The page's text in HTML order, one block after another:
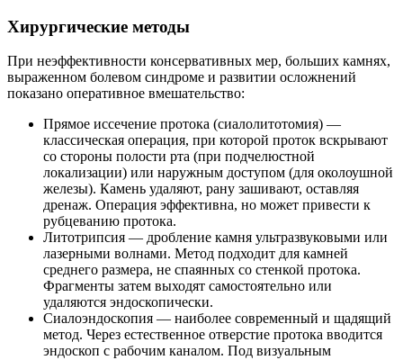
Хирургические методы
При неэффективности консервативных мер, больших камнях,
выраженном болевом синдроме и развитии осложнений
показано оперативное вмешательство:
Прямое иссечение протока (сиалолитотомия) —
классическая операция, при которой проток вскрывают
со стороны полости рта (при подчелюстной
локализации) или наружным доступом (для околоушной
железы). Камень удаляют, рану зашивают, оставляя
дренаж. Операция эффективна, но может привести к
рубцеванию протока.
Литотрипсия — дробление камня ультразвуковыми или
лазерными волнами. Метод подходит для камней
среднего размера, не спаянных со стенкой протока.
Фрагменты затем выходят самостоятельно или
удаляются эндоскопически.
Сиалоэндоскопия — наиболее современный и щадящий
метод. Через естественное отверстие протока вводится
эндоскоп с рабочим каналом. Под визуальным